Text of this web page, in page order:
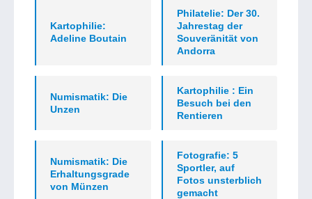
Kartophilie:
Adeline Boutain
Philatelie: Der 30.
Jahrestag der
Souveränität von
Andorra
Numismatik: Die
Unzen
Kartophilie : Ein
Besuch bei den
Rentieren
Numismatik: Die
Erhaltungsgrade
von Münzen
Fotografie: 5
Sportler, auf
Fotos unsterblich
gemacht